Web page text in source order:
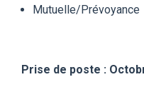
Mutuelle/Prévoyance
Prise de poste :